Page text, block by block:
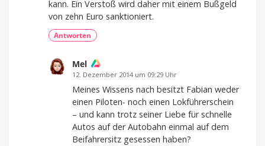
kann. Ein Verstoß wird daher mit einem Bußgeld
von zehn Euro sanktioniert.
Antworten
Mel
12. Dezember 2014 um 09:29 Uhr
Meines Wissens nach besitzt Fabian weder
einen Piloten- noch einen Lokführerschein
– und kann trotz seiner Liebe für schnelle
Autos auf der Autobahn einmal auf dem
Beifahrersitz gesessen haben?